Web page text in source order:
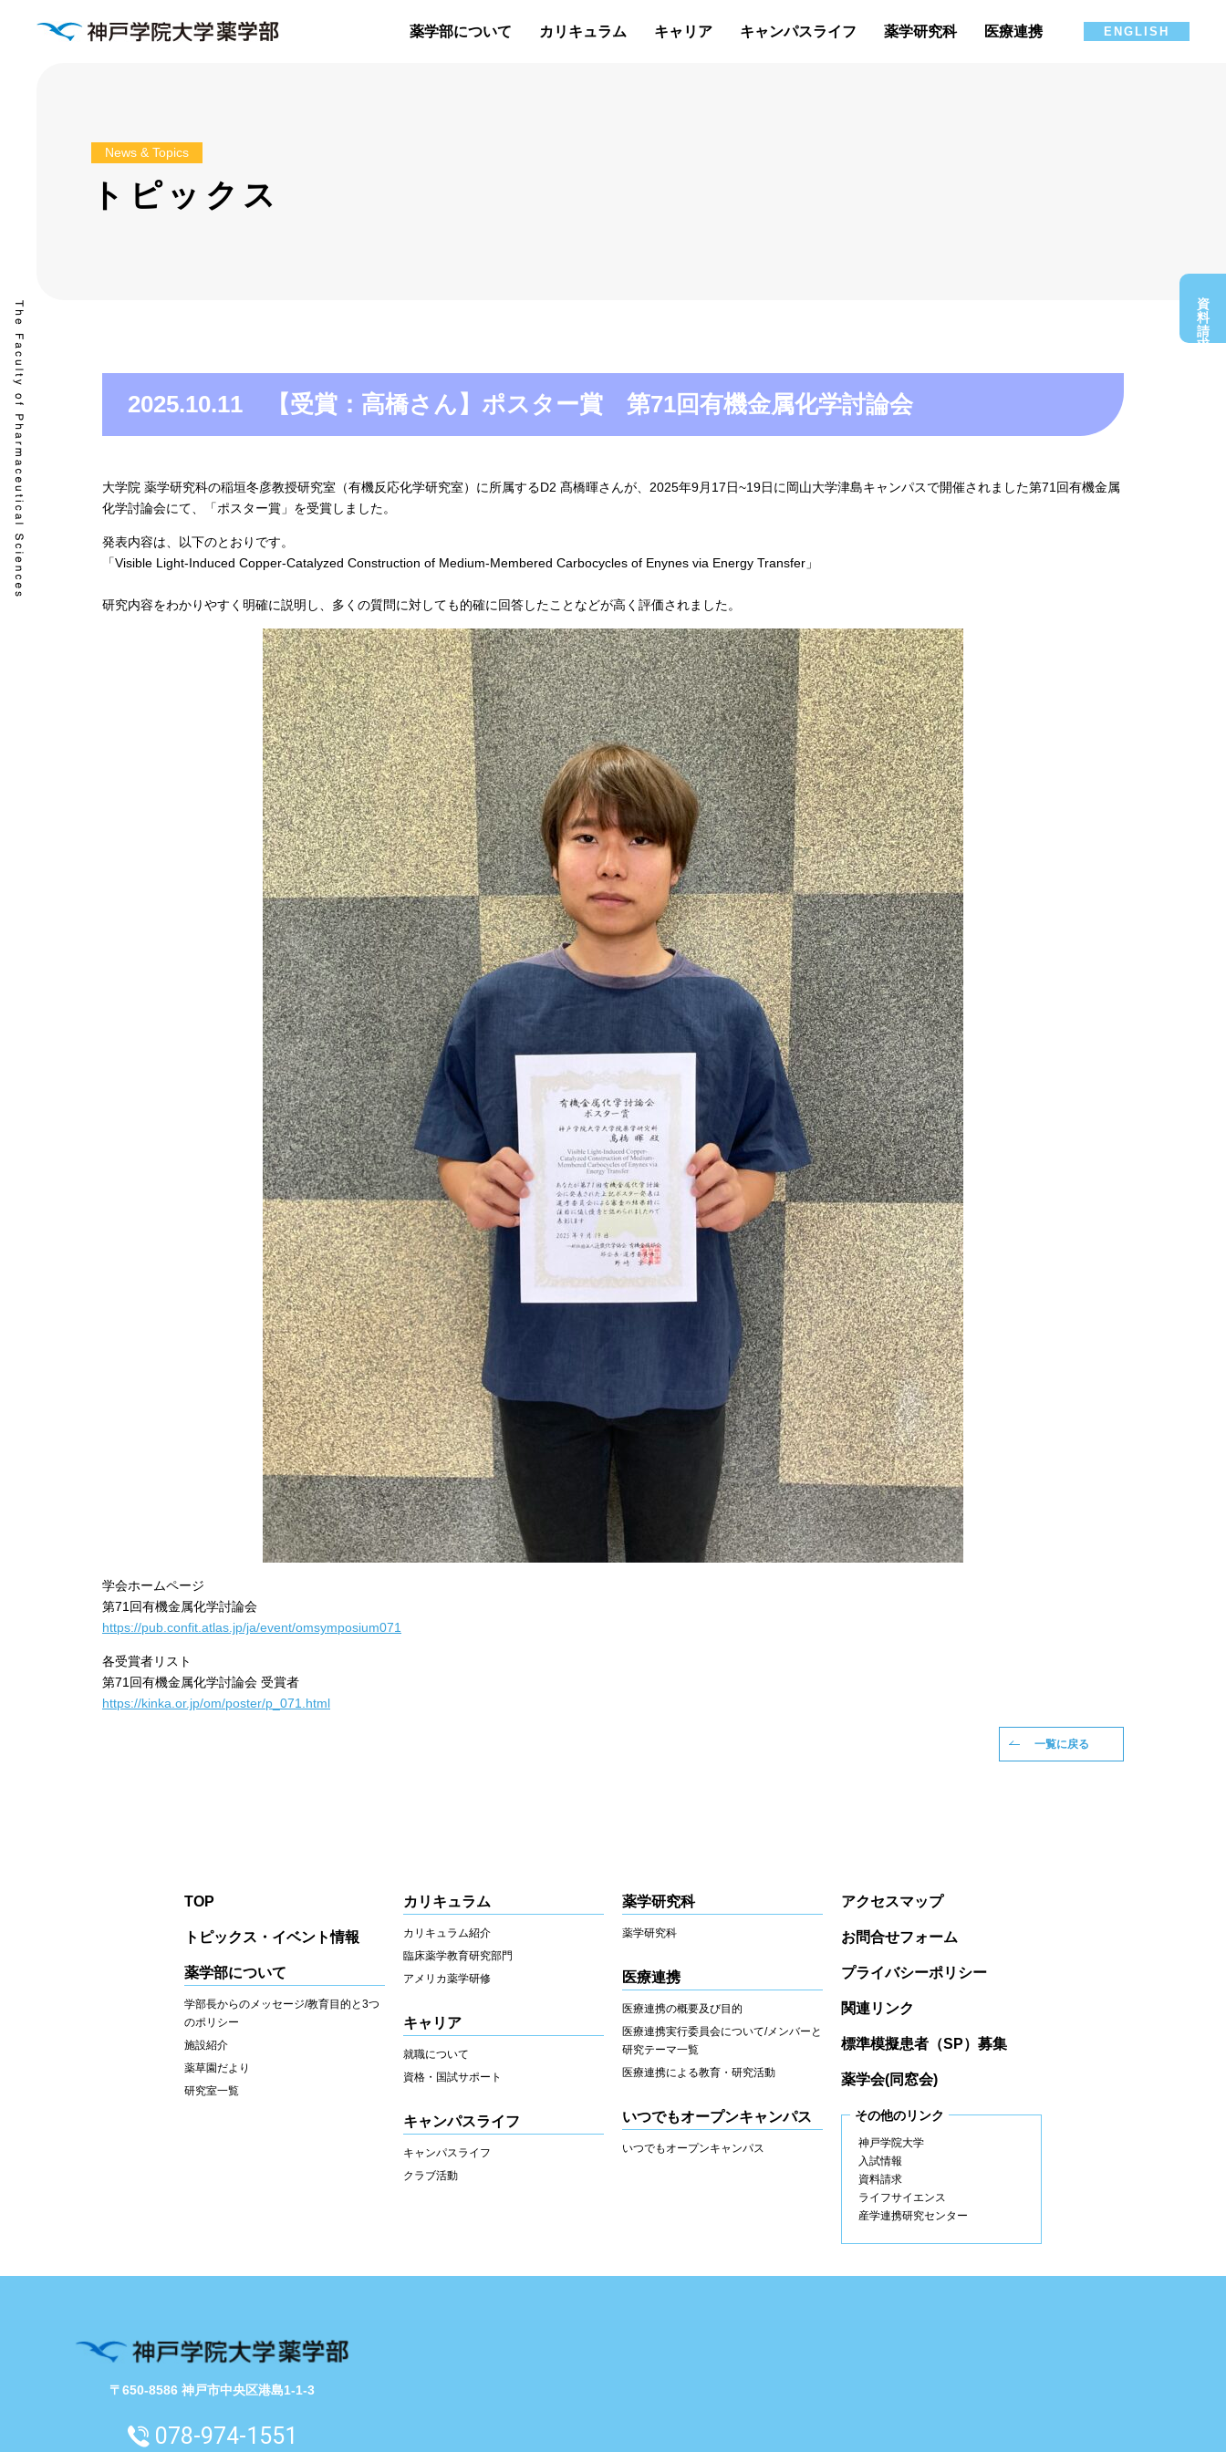
薬学部について カリキュラム キャリア キャンパスライフ 薬学研究科 医療連携 ENGLISH
News & Topics
トピックス
2025.10.11 【受賞：高橋さん】ポスター賞 第71回有機金属化学討論会
大学院 薬学研究科の稲垣冬彦教授研究室（有機反応化学研究室）に所属するD2 髙橋暉さんが、2025年9月17日~19日に岡山大学津島キャンパスで開催されました第71回有機金属
化学討論会にて、「ポスター賞」を受賞しました。
発表内容は、以下のとおりです。
「Visible Light-Induced Copper-Catalyzed Construction of Medium-Membered Carbocycles of Enynes via Energy Transfer」
研究内容をわかりやすく明確に説明し、多くの質問に対しても的確に回答したことなどが高く評価されました。
学会ホームページ
第71回有機金属化学討論会
https://pub.confit.atlas.jp/ja/event/omsymposium071
各受賞者リスト
第71回有機金属化学討論会 受賞者
https://kinka.or.jp/om/poster/p_071.html
一覧に戻る
資料請求
TOP
トピックス・イベント情報
薬学部について
学部長からのメッセージ/教育目的と3つ
のポリシー
施設紹介
薬草園だより
研究室一覧
カリキュラム
カリキュラム紹介
臨床薬学教育研究部門
アメリカ薬学研修
キャリア
就職について
資格・国試サポート
キャンパスライフ
キャンパスライフ
クラブ活動
薬学研究科
薬学研究科
医療連携
医療連携の概要及び目的
医療連携実行委員会について/メンバーと
研究テーマ一覧
医療連携による教育・研究活動
いつでもオープンキャンパス
いつでもオープンキャンパス
アクセスマップ
お問合せフォーム
プライバシーポリシー
関連リンク
標準模擬患者（SP）募集
薬学会(同窓会)
その他のリンク
神戸学院大学
入試情報
資料請求
ライフサイエンス
産学連携研究センター
〒650-8586 神戸市中央区港島1-1-3
078-974-1551